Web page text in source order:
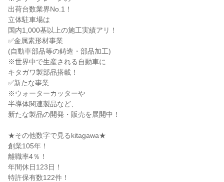
出荷台数業界No.1！
立体駐車場は
国内1,000基以上の施工実績アリ！
✅金属素形材事業
(自動車部品等の鋳造・部品加工)
※世界中で生産される自動車に
キタガワ製部品搭載！
✅新たな事業
※ウォーターカッターや
半導体関連製品など、
新たな製品の開発・販売を展開中！
★その他数字で見るkitagawa★
創業105年！
離職率4％！
年間休日123日！
特許保有数122件！